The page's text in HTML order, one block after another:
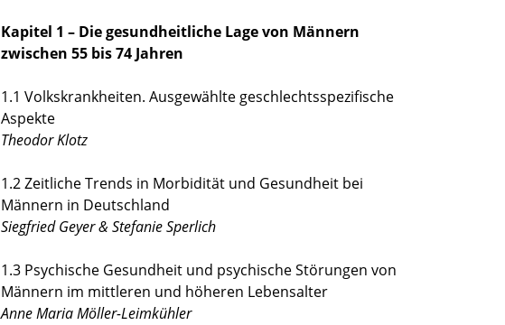
Kapitel 1 – Die gesundheitliche Lage von Männern
zwischen 55 bis 74 Jahren
1.1 Volkskrankheiten. Ausgewählte geschlechtsspezifische
Aspekte
Theodor Klotz
1.2 Zeitliche Trends in Morbidität und Gesundheit bei
Männern in Deutschland
Siegfried Geyer & Stefanie Sperlich
1.3 Psychische Gesundheit und psychische Störungen von
Männern im mittleren und höheren Lebensalter
Anne Maria Möller-Leimkühler